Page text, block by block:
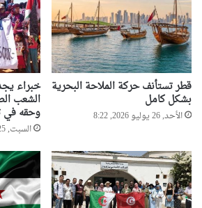
قطر تستأنف حركة الملاحة البحرية
بشكل كامل
الأحد, 26 يوليو 2026, 8:22
خبراء
الشعب
وحقه في
السبت, 25 يوليو 2026, 14:45